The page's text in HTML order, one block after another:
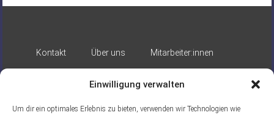
Einwilligung verwalten
Um dir ein optimales Erlebnis zu bieten, verwenden wir Technologien wie
Kontakt Über uns
Mitarbeiter:innen